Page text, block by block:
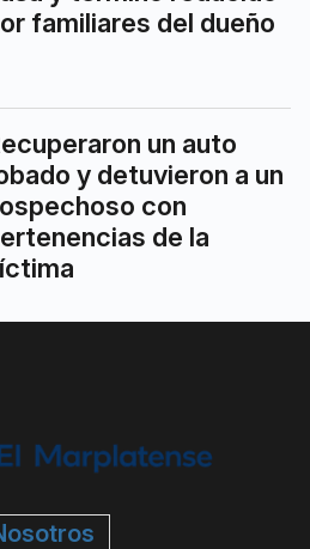
familiares del dueño
un auto
y detuvieron a un
con
de la